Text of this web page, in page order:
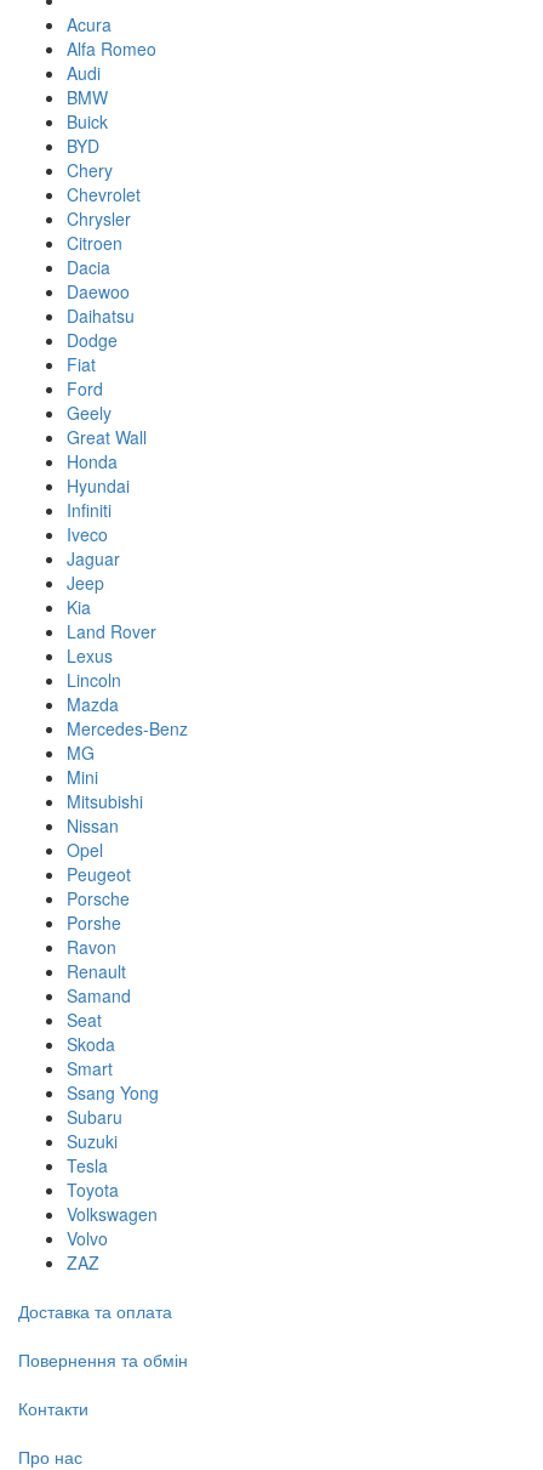
Acura
Alfa Romeo
Audi
BMW
Buick
BYD
Chery
Chevrolet
Chrysler
Citroen
Dacia
Daewoo
Daihatsu
Dodge
Fiat
Ford
Geely
Great Wall
Honda
Hyundai
Infiniti
Iveco
Jaguar
Jeep
Kia
Land Rover
Lexus
Lincoln
Mazda
Mercedes-Benz
MG
Mini
Mitsubishi
Nissan
Opel
Peugeot
Porsche
Porshe
Ravon
Renault
Samand
Seat
Skoda
Smart
Ssang Yong
Subaru
Suzuki
Tesla
Toyota
Volkswagen
Volvo
ZAZ
Доставка та оплата
Повернення та обмін
Контакти
Про нас